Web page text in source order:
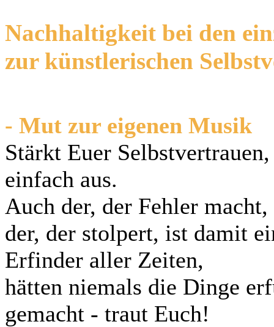
Nachhaltigkeit bei den
zur künstlerischen
- Mut zur eigenen Musik
Stärkt Euer
einfach aus.
Auch der, der Fehler
der, der stolpert, ist damit
Erfinder aller Zeiten,
hätten niemals die Dinge
gemacht - traut Euch!